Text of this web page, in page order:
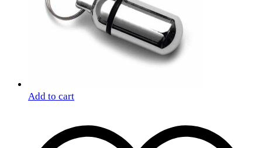
Add to cart